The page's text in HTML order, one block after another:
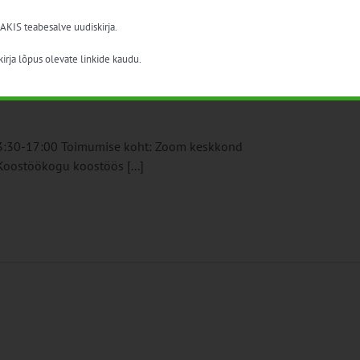
17:00 Toimumise koht: Zoom keskkond
koostöös [...]
teabesalve uudiskirja.
lõpus olevate linkide kaudu.